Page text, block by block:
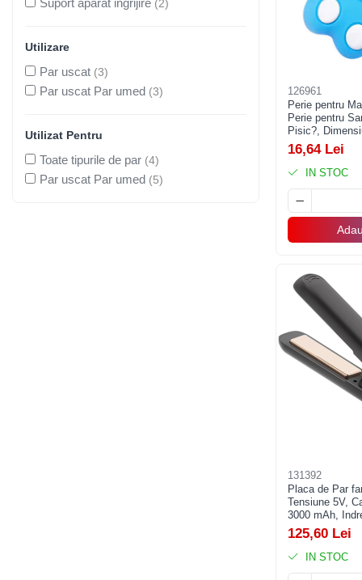
Uscatoare si Standere Haine
Articole pentru Iluminat
Corpuri de iluminat
Lampi de veghe
Transport şi Ridicat
Pelerine, Umbrele si Accesorii
Videoproiectoare
Suport aparat ingrijire (2)
Utilizare
Par uscat (3)
Par uscat Par umed (3)
Utilizat Pentru
Toate tipurile de par (4)
Par uscat Par umed (5)
126961
Perie pentru
Perie pentru
Pisic?,
Curatarea si
Parului, Albastru
16,64 Lei
IN STOC
131392
Placa de Par
Tensiune 5V,
3000 mAh,
Trepte de
3.4.1 cm, Negru
125,60 Lei
IN STOC